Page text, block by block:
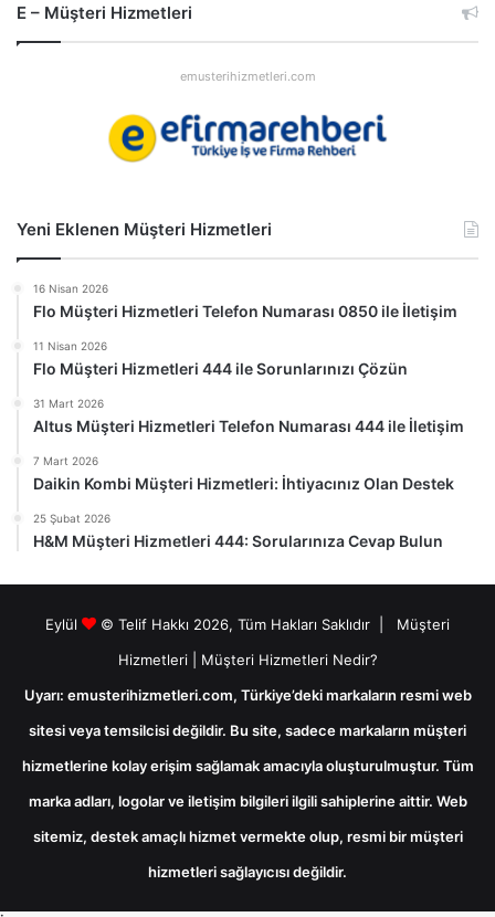
E – Müşteri Hizmetleri
emusterihizmetleri.com
Yeni Eklenen Müşteri Hizmetleri
16 Nisan 2026
Flo Müşteri Hizmetleri Telefon Numarası 0850 ile İletişim
11 Nisan 2026
Flo Müşteri Hizmetleri 444 ile Sorunlarınızı Çözün
31 Mart 2026
Altus Müşteri Hizmetleri Telefon Numarası 444 ile İletişim
7 Mart 2026
Daikin Kombi Müşteri Hizmetleri: İhtiyacınız Olan Destek
25 Şubat 2026
H&M Müşteri Hizmetleri 444: Sorularınıza Cevap Bulun
Eylül © Telif Hakkı 2026, Tüm Hakları Saklıdır | Müşteri
Hizmetleri| Müşteri Hizmetleri Nedir?
Uyarı: emusterihizmetleri.com, Türkiye’deki markaların resmi web
sitesi veya temsilcisi değildir. Bu site, sadece markaların müşteri
hizmetlerine kolay erişim sağlamak amacıyla oluşturulmuştur. Tüm
marka adları, logolar ve iletişim bilgileri ilgili sahiplerine aittir. Web
sitemiz, destek amaçlı hizmet vermekte olup, resmi bir müşteri
hizmetleri sağlayıcısı değildir.